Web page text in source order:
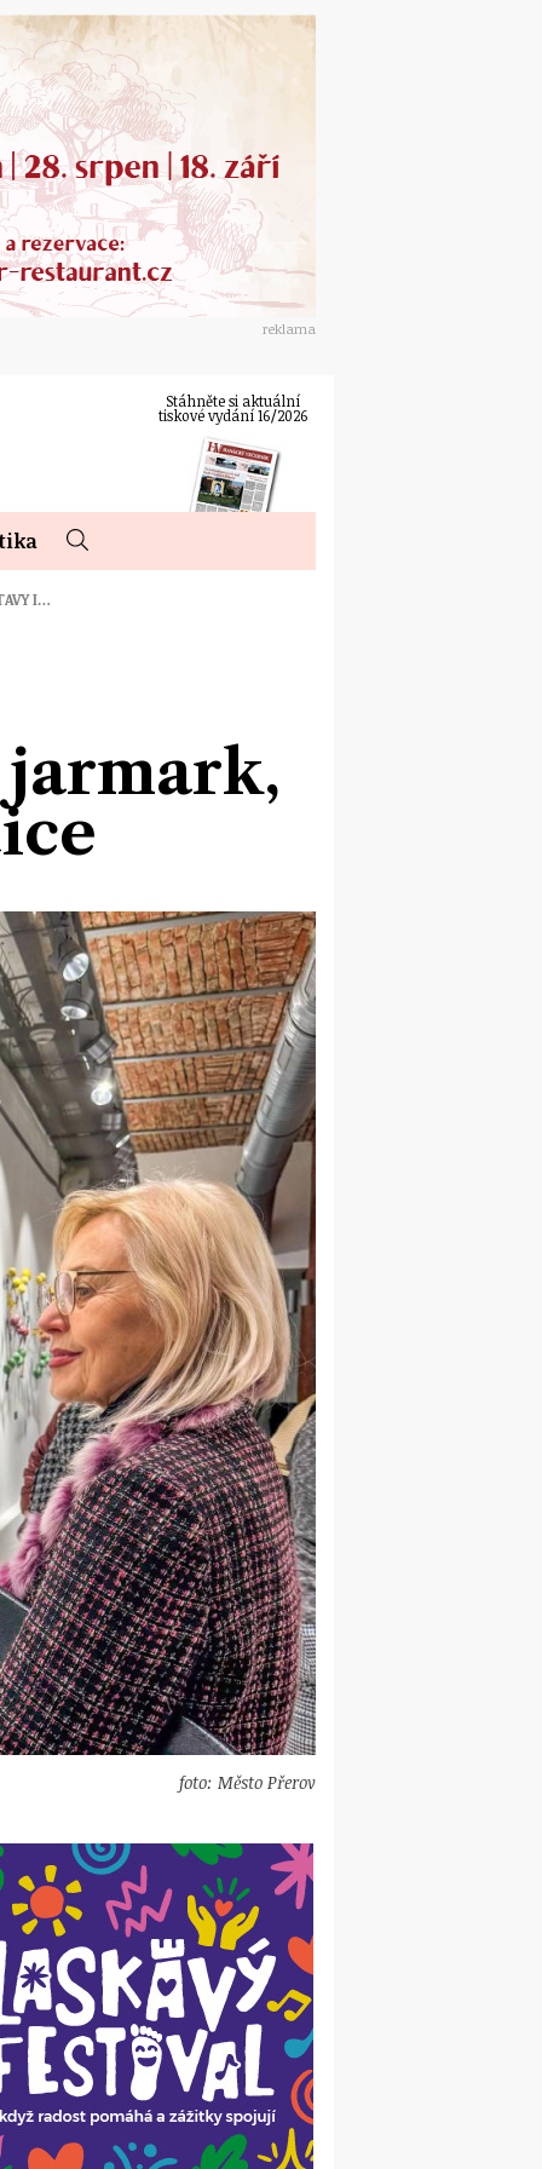
reklama
Stáhněte si aktuální
tiskové vydání 16/2026
I…
foto: Město Přerov